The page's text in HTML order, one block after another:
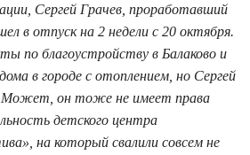
Сергей Грачев, проработавший
в отпуск на 2 недели с 20 октября.
по благоустройству в Балаково и
в городе с отоплением, но Сергей
Может, он тоже не имеет права
детского центра
на который свалили совсем не